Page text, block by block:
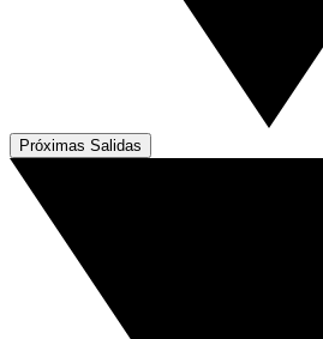
Próximas Salidas